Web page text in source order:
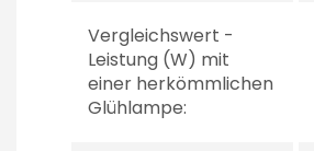
Vergleichswert -
Leistung (W) mit
einer herkömmlichen
Glühlampe: